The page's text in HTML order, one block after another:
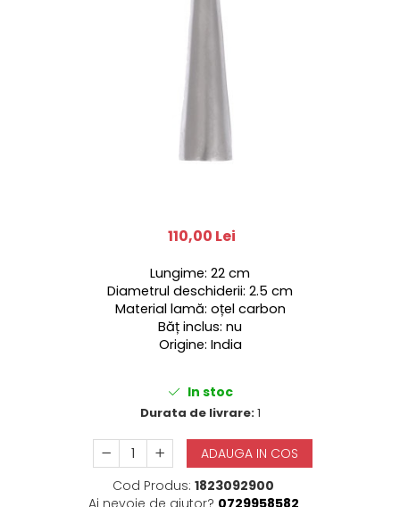
110,00 Lei
Lungime: 22 cm
Diametrul deschiderii: 2.5 cm
Material lamă: oțel carbon
Băț inclus: nu
Origine: India
In stoc
Durata de livrare:1
ADAUGA IN COS
Cod Produs: 1823092900
Ai nevoie de ajutor? 0729958582